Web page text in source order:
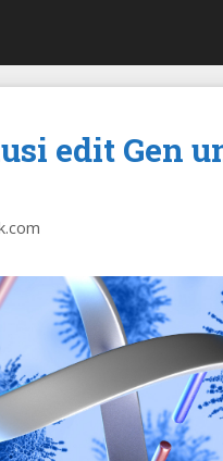
edit Gen